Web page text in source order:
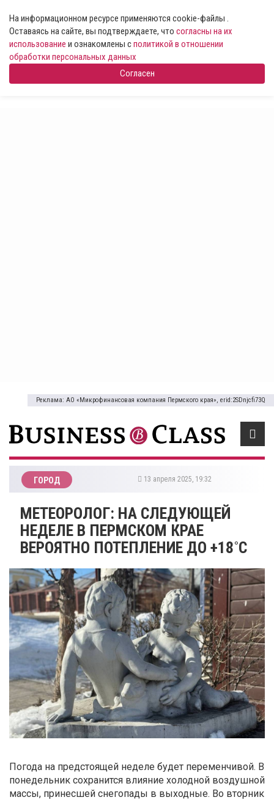
На информационном ресурсе применяются cookie-файлы .
Оставаясь на сайте, вы подтверждаете, что согласны на их
использование и ознакомлены сполитикой в отношении
обработки персональных данных
Согласен
Реклама: АО «Микрофинансовая компания Пермского края», erid:2SDnjcfi73Q
ГОРОД 13 апреля 2025, 19:32
МЕТЕОРОЛОГ: НА СЛЕДУЮЩЕЙ
НЕДЕЛЕ В ПЕРМСКОМ КРАЕ
ВЕРОЯТНО ПОТЕПЛЕНИЕ ДО +18˚С
Погода на предстоящей неделе будет переменчивой. В
понедельник сохранится влияние холодной воздушной
массы, принесшей снегопады в выходные. Во вторник